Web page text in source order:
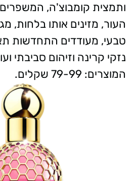
ותמצית קומבוצ'ה,
העור, מזינים אותו בלחות,
טבעי, מעודדים התחדשות
נזקי קרינה וזיהום סביבתי
המוצרים: 79-99 שקלים.